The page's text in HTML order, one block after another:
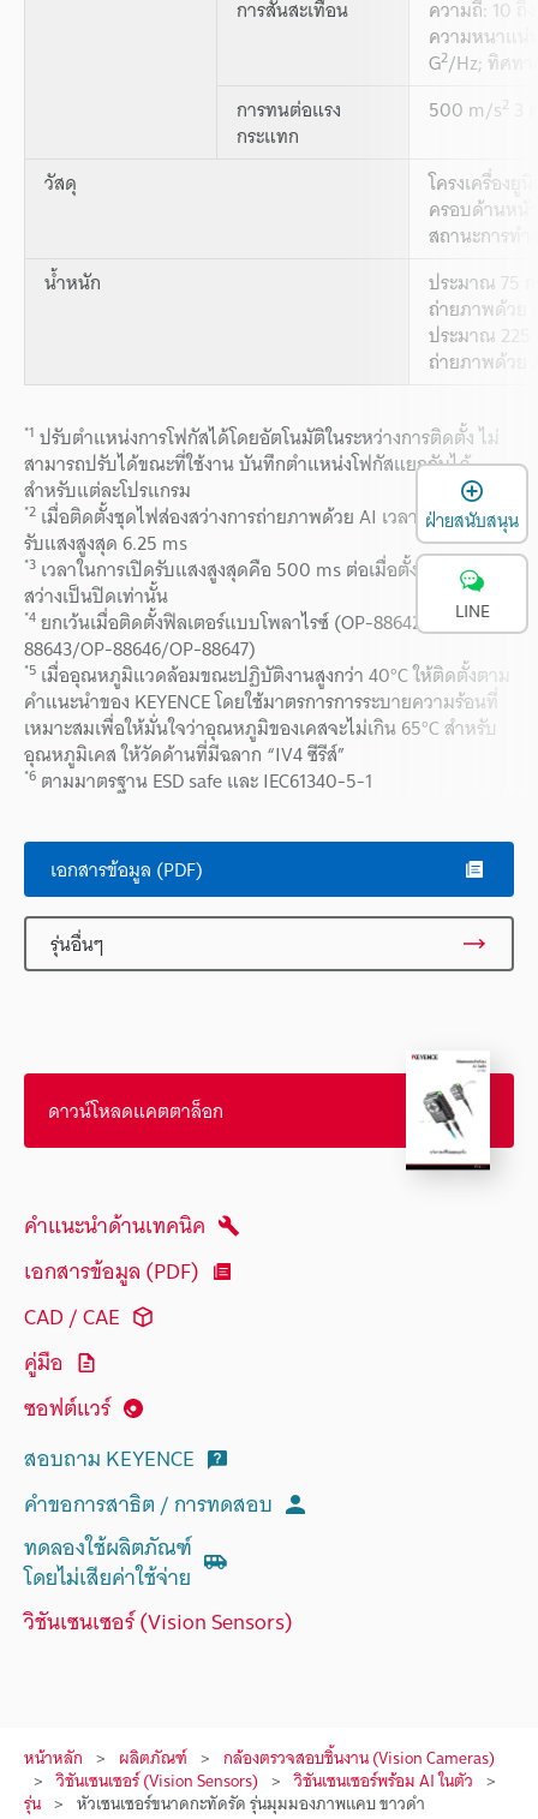
การสั่นสะเทือน ความถี่: 10 ถึ
ความหนาแน่
G2/Hz; ทิศทา
การทนต่อแรง
กระแทก
500 m/s2
วัสดุ โครงเครื่อง
ครอบด้านหน้
สถานะการท
น้ำหนัก
ประมาณ 75
ถ่ายภาพด้วย
ประมาณ 225
ถ่ายภาพด้วย
*1 ปรับตำแหน่งการโฟกัสได้โดยอัตโนมัติในระหว่างการติดตั้ง ไม่
สามารถปรับได้ขณะที่ใช้งาน บันทึกตำแหน่งโฟกัสแยกกันได้
สำหรับแต่ละโปรแกรม
*2 เมื่อติดตั้งชุดไฟส่องสว่างการถ่ายภาพด้วย AI เวลาในการเปิด
รับแสงสูงสุด 6.25 ms
*3 เวลาในการเปิดรับแสงสูงสุดคือ 500 ms ต่อเมื่อตั้งค่าไฟส่อง
สว่างเป็นปิดเท่านั้น
*4ยกเว้นเมื่อติดตั้งฟิลเตอร์แบบโพลาไรซ์ (OP-88642/OP-
88643/OP-88646/OP-88647)
*5 เมื่ออุณหภูมิแวดล้อมขณะปฏิบัติงานสูงกว่า 40°C ให้ติดตั้งตาม
คำแนะนำของ KEYENCE โดยใช้มาตรการการระบายความร้อนที่
เหมาะสมเพื่อให้มั่นใจว่าอุณหภูมิของเคสจะไม่เกิน 65°C สำหรับ
อุณหภูมิเคส ให้วัดด้านที่มีฉลาก “IV4 ซีรีส์”
*6 ตามมาตรฐาน ESD safe และ IEC61340-5-1
เอกสารข้อมูล (PDF)
รุ่นอื่นๆ
ดาวน์โหลดแคตตาล็อก
คำแนะนำด้านเทคนิค
เอกสารข้อมูล (PDF)
CAD / CAE
คู่มือ
ซอฟต์แวร์
สอบถาม KEYENCE
คำขอการสาธิต / การทดสอบ
ทดลองใช้ผลิตภัณฑ์
โดยไม่เสียค่าใช้จ่าย
วิชันเซนเซอร์ (Vision Sensors)
หน้าหลัก ผลิตภัณฑ์ กล้องตรวจสอบชิ้นงาน (Vision Cameras)
วิชันเซนเซอร์ (Vision Sensors) วิชันเซนเซอร์พร้อม AI ในตัว
รุ่น หัวเซนเซอร์ขนาดกะทัดรัด รุ่นมุมมองภาพแคบ ขาวดำ
ฝ่ายสนับสนุน
LINE